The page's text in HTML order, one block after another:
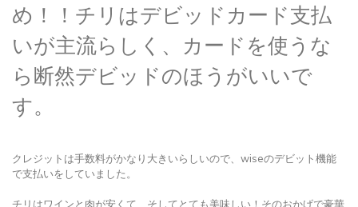
め！！チリはデビッドカード支払
いが主流らしく、カードを使うな
ら断然デビッドのほうがいいで
す。
クレジットは手数料がかなり大きいらしいので、wiseのデビット機能
で支払いをしていました。
チリはワインと肉が安くて、そしてとても美味しい！そのおかげで豪華